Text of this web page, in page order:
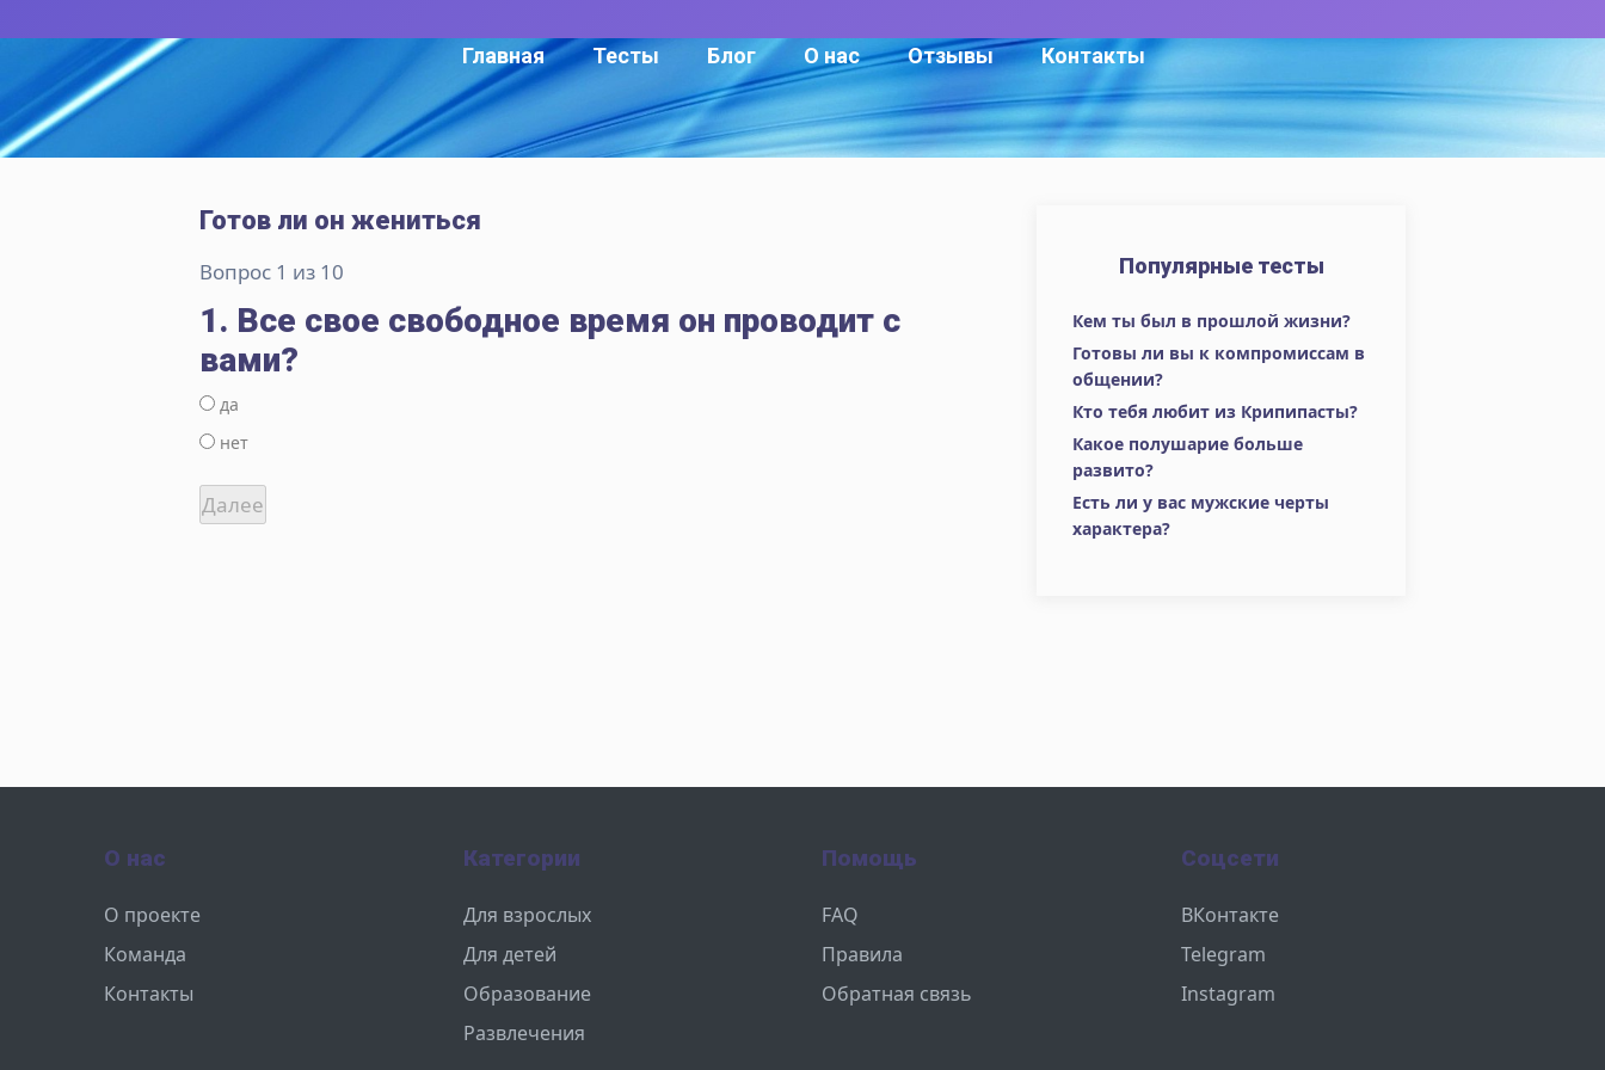
Главная Тесты Блог О нас Отзывы Контакты
Готов ли он жениться
Вопрос 1 из 10
1. Все свое свободное время он проводит с
вами?
да
нет
Популярные тесты
Кем ты был в прошлой жизни?
Готовы ли вы к компромиссам в
общении?
Кто тебя любит из Крипипасты?
Какое полушарие больше
развито?
Есть ли у вас мужские черты
характера?
О нас
О проекте
Команда
Контакты
Категории
Для взрослых
Для детей
Образование
Развлечения
Помощь
FAQ
Правила
Обратная связь
Соцсети
ВКонтакте
Telegram
Instagram